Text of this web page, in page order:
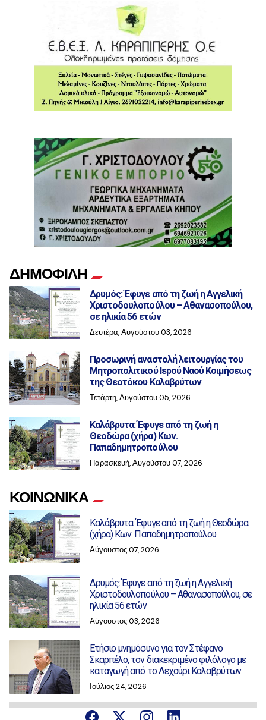
ΔΗΜΟΦΙΛΗ
Δρυμός: Έφυγε από τη ζωή η Αγγελική
Χριστοδουλοπούλου – Αθανασοπούλου,
σε ηλικία 56 ετών
Δευτέρα, Αυγούστου 03, 2026
Προσωρινή αναστολή λειτουργίας του
Μητροπολιτικού Ιερού Ναού Κοιμήσεως
της Θεοτόκου Καλαβρύτων
Τετάρτη, Αυγούστου 05, 2026
Καλάβρυτα: Έφυγε από τη ζωή η
Θεοδώρα (χήρα) Κων.
Παπαδημητροπούλου
Παρασκευή, Αυγούστου 07, 2026
ΚΟΙΝΩΝΙΚΑ
Καλάβρυτα: Έφυγε από τη ζωή η Θεοδώρα
(χήρα) Κων. Παπαδημητροπούλου
Αύγουστος 07, 2026
Δρυμός: Έφυγε από τη ζωή η Αγγελική
Χριστοδουλοπούλου – Αθανασοπούλου, σε
ηλικία 56 ετών
Αύγουστος 03, 2026
Ετήσιο μνημόσυνο για τον Στέφανο
Σκαρπέλο, τον διακεκριμένο φιλόλογο με
καταγωγή από το Λεχούρι Καλαβρύτων
Ιούλιος 24, 2026